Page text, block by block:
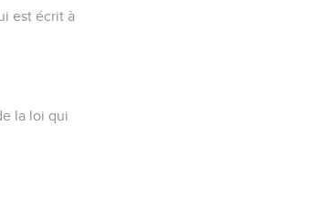
est écrit à
la loi qui